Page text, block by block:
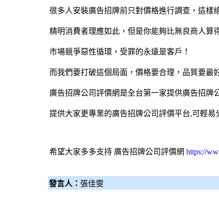
很多人安裝廣告招牌前只對價格進行調查，這樣
精明消費者理應如此，但是你能夠比無良商人算
市場競爭惡性循環，受罪的永遠是客戶！
而我們要打破這個局面，價格要合理，品質要最
廣告招牌公司評價網是全台第一家提供廣告招牌
提供大家更專業的廣告招牌公司評價平台,可輕易
希望大家多多支持 廣告招牌公司評價網 https://
發言人： 張佳雯